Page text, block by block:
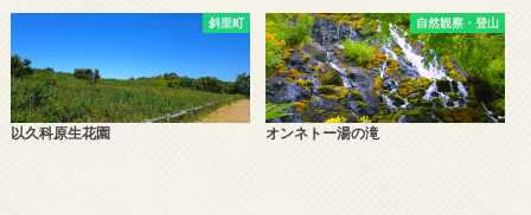
斜里町
以久科原生花園
自然観察・登山
オンネトー湯の滝